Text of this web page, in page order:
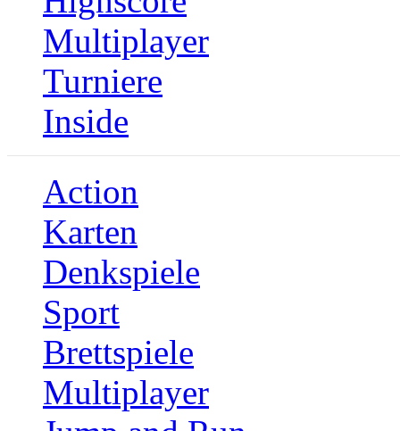
Multiplayer
Turniere
Inside
Action
Karten
Denkspiele
Sport
Brettspiele
Multiplayer